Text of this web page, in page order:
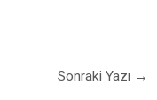
Sonraki Yazı →